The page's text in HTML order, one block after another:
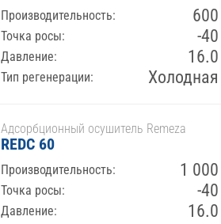
Производительность: 600
Точка росы: -40
Давление: 16.0
Тип регенерации: Холодная
Адсорбционный осушитель Remeza
REDC 60
Производительность: 1 000
Точка росы: -40
Давление: 16.0